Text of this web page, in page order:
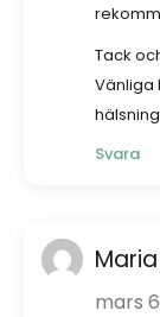
Tack
Vänliga
Svara
mars